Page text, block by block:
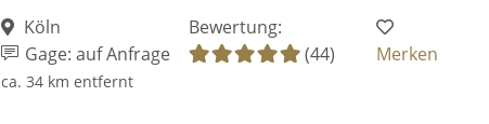
Köln
Gage: auf Anfrage
ca. 34 km entfernt
Bewertung:
(44)
Merken